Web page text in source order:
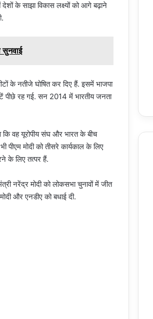
के साझा विकास लक्ष्यों को आगे बढ़ाने
सुनवाई
के नतीजे घोषित कर दिए हैं. इसमें भाजपा
रह गई. सन 2014 में भारतीय जनता
कि वह यूरोपीय संघ और भारत के बीच
मोदी को तीसरे कार्यकाल के लिए
के लिए तत्पर हैं.
नरेंद्र मोदी को लोकसभा चुनावों में जीत
और एनडीए को बधाई दी.